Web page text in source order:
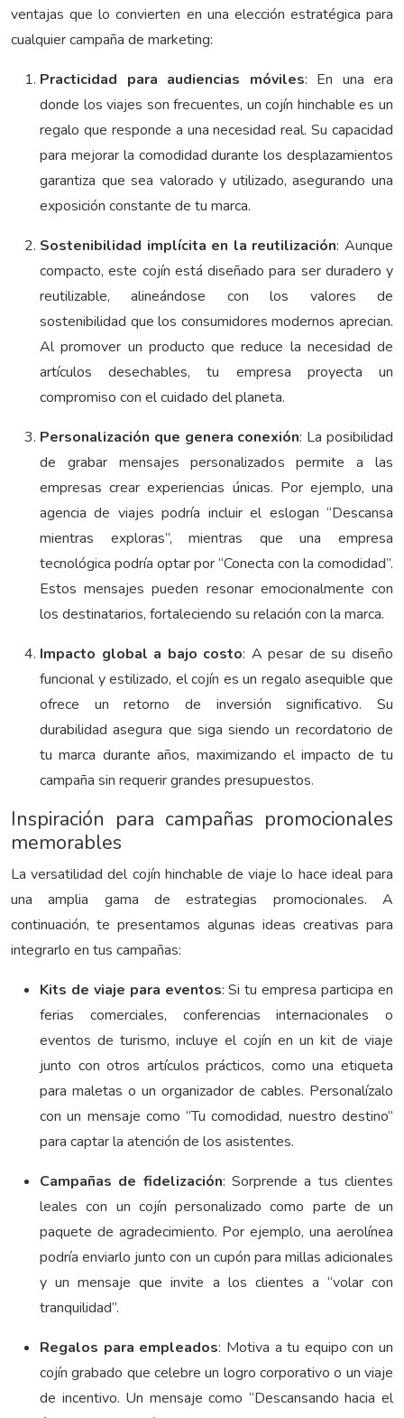
ventajas que lo convierten en una elección estratégica para
cualquier campaña de marketing:
Practicidad para audiencias móviles: En una era
donde los viajes son frecuentes, un cojín hinchable es un
regalo que responde a una necesidad real. Su capacidad
para mejorar la comodidad durante los desplazamientos
garantiza que sea valorado y utilizado, asegurando una
exposición constante de tu marca.
Sostenibilidad implícita en la reutilización: Aunque
compacto, este cojín está diseñado para ser duradero y
reutilizable, alineándose con los valores de
sostenibilidad que los consumidores modernos aprecian.
Al promover un producto que reduce la necesidad de
artículos desechables, tu empresa proyecta un
compromiso con el cuidado del planeta.
Personalización que genera conexión: La posibilidad
de grabar mensajes personalizados permite a las
empresas crear experiencias únicas. Por ejemplo, una
agencia de viajes podría incluir el eslogan “Descansa
mientras exploras”, mientras que una empresa
tecnológica podría optar por “Conecta con la comodidad”.
Estos mensajes pueden resonar emocionalmente con
los destinatarios, fortaleciendo su relación con la marca.
Impacto global a bajo costo: A pesar de su diseño
funcional y estilizado, el cojín es un regalo asequible que
ofrece un retorno de inversión significativo. Su
durabilidad asegura que siga siendo un recordatorio de
tu marca durante años, maximizando el impacto de tu
campaña sin requerir grandes presupuestos.
Inspiración para campañas promocionales
memorables
La versatilidad del cojín hinchable de viaje lo hace ideal para
una amplia gama de estrategias promocionales. A
continuación, te presentamos algunas ideas creativas para
integrarlo en tus campañas:
Kits de viaje para eventos: Si tu empresa participa en
ferias comerciales, conferencias internacionales o
eventos de turismo, incluye el cojín en un kit de viaje
junto con otros artículos prácticos, como una etiqueta
para maletas o un organizador de cables. Personalízalo
con un mensaje como “Tu comodidad, nuestro destino”
para captar la atención de los asistentes.
Campañas de fidelización: Sorprende a tus clientes
leales con un cojín personalizado como parte de un
paquete de agradecimiento. Por ejemplo, una aerolínea
podría enviarlo junto con un cupón para millas adicionales
y un mensaje que invite a los clientes a “volar con
tranquilidad”.
Regalos para empleados: Motiva a tu equipo con un
cojín grabado que celebre un logro corporativo o un viaje
de incentivo. Un mensaje como “Descansando hacia el